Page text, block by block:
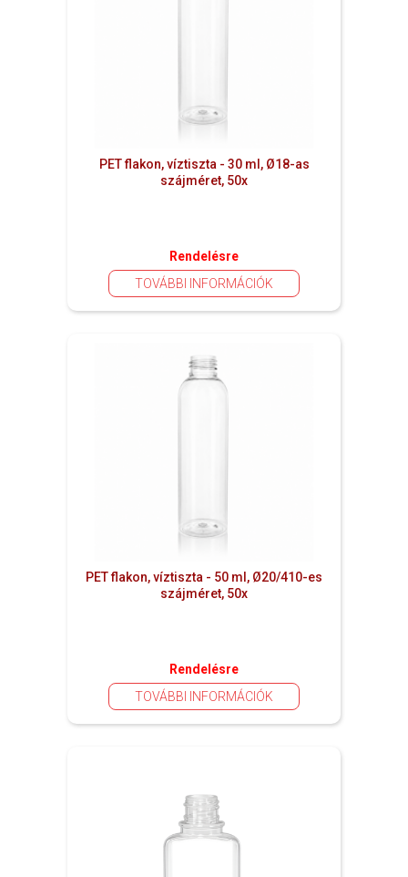
PET flakon, víztiszta - 30 ml, Ø18-as
szájméret, 50x
Rendelésre
TOVÁBBI INFORMÁCIÓK
PET flakon, víztiszta - 50 ml, Ø20/410-es
szájméret, 50x
Rendelésre
TOVÁBBI INFORMÁCIÓK